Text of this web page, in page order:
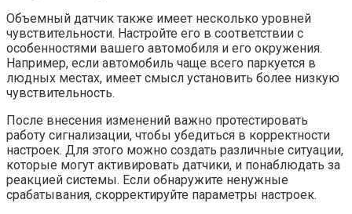
Объемный датчик также имеет несколько уровней
чувствительности. Настройте его в соответствии с
особенностями вашего автомобиля и его окружения.
Например, если автомобиль чаще всего паркуется в
людных местах, имеет смысл установить более низкую
чувствительность.
После внесения изменений важно протестировать
работу сигнализации, чтобы убедиться в корректности
настроек. Для этого можно создать различные ситуации,
которые могут активировать датчики, и понаблюдать за
реакцией системы. Если обнаружите ненужные
срабатывания, скорректируйте параметры настроек.